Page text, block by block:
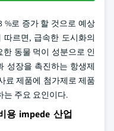
%로 증가 할 것으로 예상
따르면, 급속한 도시화의
동물 먹이 성분으로 인
성장을 촉진하는 항생제
료 제품에 첨가제로 제품
는 주요 요인이다.
용 impede 산업